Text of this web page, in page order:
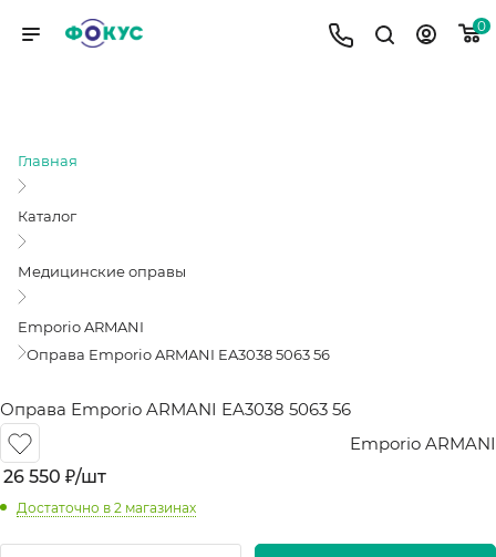
0
Главная
Каталог
Медицинские оправы
Emporio ARMANI
Оправа Emporio ARMANI EA3038 5063 56
Оправа Emporio ARMANI EA3038 5063 56
Emporio ARMANI
26 550 ₽/шт
Достаточно в 2 магазинах